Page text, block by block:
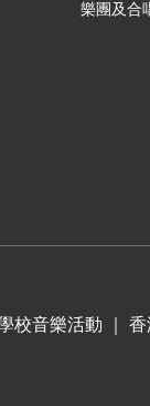
樂團及合
校音樂活動 ｜香